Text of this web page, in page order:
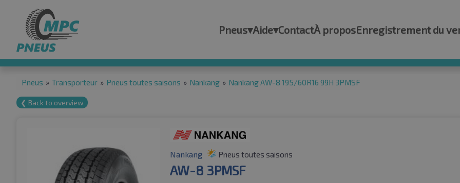
Pneus▾Aide▾ContactÀ proposEnregistrement du
Pneus » Transporteur » Pneus toutes saisons » Nankang » Nankang AW-8 195/60R16 99H 3PMSF
❮ Back to overview
Nankang Pneus toutes saisons
AW-8 3PMSF